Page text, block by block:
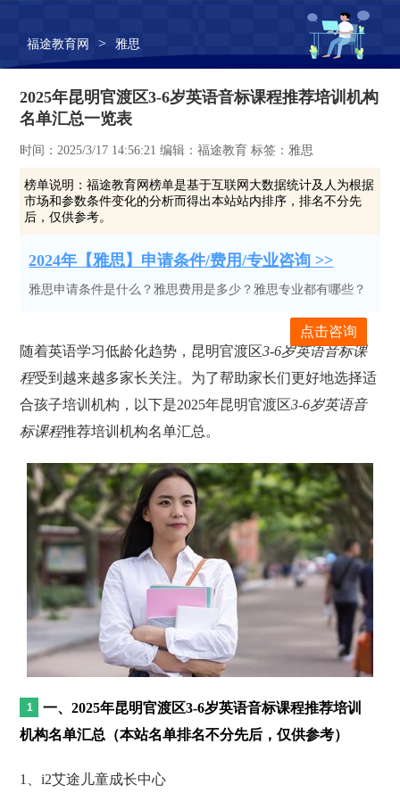
福途教育网 > 雅思
2025年昆明官渡区3-6岁英语音标课程推荐培训机构
名单汇总一览表
时间：2025/3/17 14:56:21 编辑：福途教育 标签：雅思
榜单说明：福途教育网榜单是基于互联网大数据统计及人为根据
市场和参数条件变化的分析而得出本站站内排序，排名不分先
后，仅供参考。
2024年【雅思】申请条件/费用/专业咨询 >>
雅思申请条件是什么？雅思费用是多少？雅思专业都有哪些？
点击咨询
随着英语学习低龄化趋势，昆明官渡区3-6岁英语音标课
程受到越来越多家长关注。为了帮助家长们更好地选择适
合孩子培训机构，以下是2025年昆明官渡区3-6岁英语音
标课程推荐培训机构名单汇总。
一、2025年昆明官渡区3-6岁英语音标课程推荐培训
机构名单汇总（本站名单排名不分先后，仅供参考）
1、i2艾途儿童成长中心